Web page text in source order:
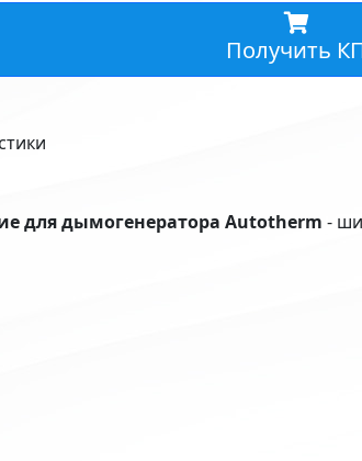
Получить
для дымогенератора Autotherm -